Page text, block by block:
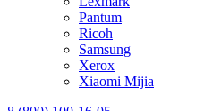
Pantum
Ricoh
Samsung
Xerox
Xiaomi Mijia